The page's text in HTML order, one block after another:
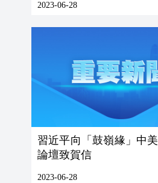
2023-06-28
習近平向「鼓嶺緣」中
論壇致賀信
2023-06-28